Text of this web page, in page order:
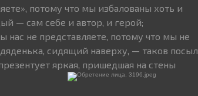
потому что мы избалованы хоть и
— сам себе и автор, и герой;
не представляете, потому что мы не
сидящий наверху, — таков посыл
яркая, пришедшая на стены